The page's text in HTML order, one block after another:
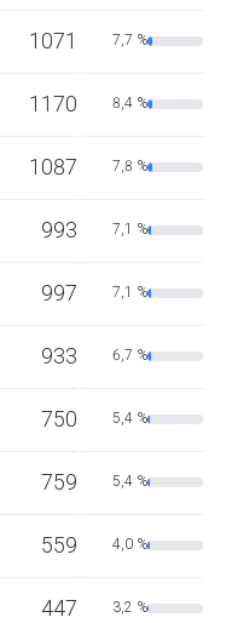
1071 7,7 %
1170 8,4 %
1087 7,8 %
993 7,1 %
997 7,1 %
933 6,7 %
750 5,4 %
759 5,4 %
559 4,0 %
447 3,2 %